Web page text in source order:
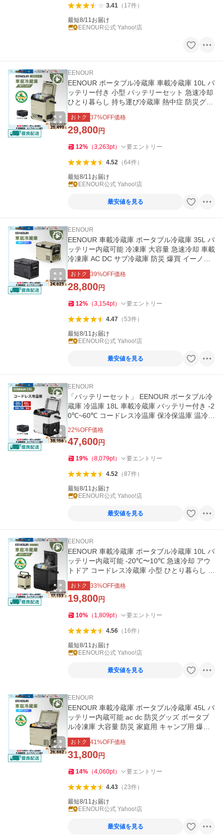
3.41（ 17件）
最短8/11お届け
EENOUR公式 Yahoo!店
EENOUR
EENOUR ポータブル冷蔵庫 車載冷蔵庫 10L バ
ッテリー付き 小型 バッテリーセット 急速冷却
ひとり暮らし 持ち運び冷蔵庫 熱中症 防災グッ
ズ 爆買 イーノウ D10
おトク 37%OFF価格
29,800円
12% （3,263pt） 要エントリー
4.52（64件）
最短8/11お届け
EENOUR公式 Yahoo!店
最安値を見る
EENOUR
EENOUR 車載冷蔵庫 ポータブル冷蔵庫 35L バ
ッテリー内蔵可能 冷凍庫 大容量 急速冷却 車載
冷凍庫 AC DC サブ冷蔵庫 防災 爆買 イーノウ
D35
おトク 39%OFF価格
28,800円
12% （3,154pt） 要エントリー
4.47（53件）
最短8/11お届け
EENOUR公式 Yahoo!店
最安値を見る
EENOUR
「バッテリーセット」 EENOUR ポータブル冷
蔵庫 冷温庫 18L 車載冷蔵庫 バッテリー付き -2
0℃~60℃ コードレス冷温庫 保冷保温庫 温冷庫
22%OFF価格
47,600円
19% （8,079pt） 要エントリー
4.52（87件）
最短8/11お届け
EENOUR公式 Yahoo!店
最安値を見る
EENOUR
EENOUR 車載冷蔵庫 ポータブル冷蔵庫 10L バ
ッテリー内蔵可能 -20℃〜10℃ 急速冷却 アウ
トドア コードレス冷蔵庫 小型 ひとり暮らし 爆
買 イーノウ D10
おトク 33%OFF価格
19,800円
10% （ 1,809pt） 要エントリー
4.56（ 16件）
最短8/11お届け
EENOUR公式 Yahoo!店
最安値を見る
EENOUR
EENOUR 車載冷蔵庫 ポータブル冷蔵庫 45L バ
ッテリー内蔵可能 ac dc 防災グッズ ポータブ
ル冷凍庫 大容量 防災 家庭用 キャンプ用 爆買
イーノウ D45
おトク 41%OFF価格
31,800円
14% （4,060pt） 要エントリー
4.43（23件）
最短8/11お届け
EENOUR公式 Yahoo!店
最安値を見る